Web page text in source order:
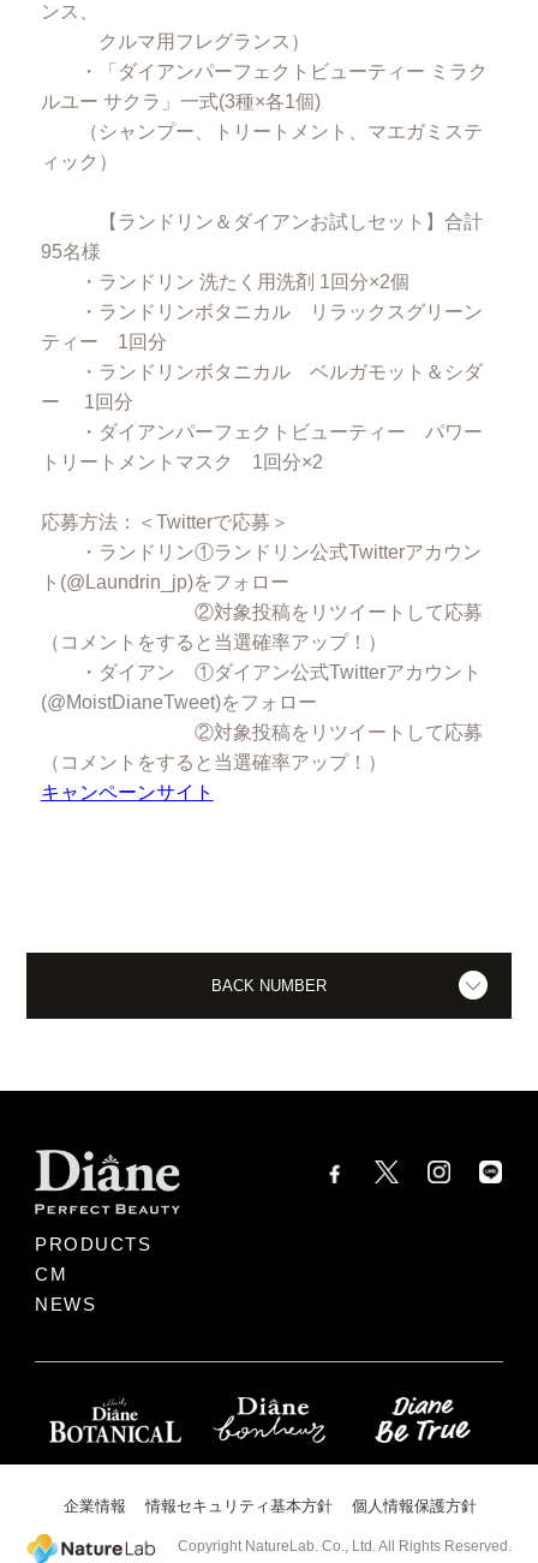
ンス、
クルマ用フレグランス）
・「ダイアンパーフェクトビューティー ミラク
ルユー サクラ」一式(3種×各1個)
（シャンプー、トリートメント、マエガミステ
ィック）
【ランドリン＆ダイアンお試しセット】合計
95名様
・ランドリン 洗たく用洗剤 1回分×2個
・ランドリンボタニカル リラックスグリーン
ティー 1回分
・ランドリンボタニカル ベルガモット＆シダ
ー 1回分
・ダイアンパーフェクトビューティー パワー
トリートメントマスク 1回分×2
応募方法：＜Twitterで応募＞
・ランドリン①ランドリン公式Twitterアカウン
ト(@Laundrin_jp)をフォロー
②対象投稿をリツイートして応募
（コメントをすると当選確率アップ！）
・ダイアン ①ダイアン公式Twitterアカウント
(@MoistDianeTweet)をフォロー
②対象投稿をリツイートして応募
（コメントをすると当選確率アップ！）
キャンペーンサイト
BACK NUMBER
PRODUCTS
CM
NEWS
企業情報 情報セキュリティ基本方針 個人情報保護方針
Copyright NatureLab. Co., Ltd. All Rights Reserved.